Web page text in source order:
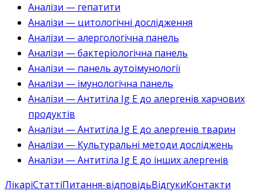
Аналізи — гепатити
Аналізи — цитологічні дослідження
Аналізи — алергологічна панель
Аналізи — бактеріологічна панель
Аналізи — панель аутоімунології
Аналізи — імунологічна панель
Аналізи — Антитіла Ig E до алергенів харчових
продуктів
Аналізи — Антитіла Ig E до алергенів тварин
Аналізи — Культуральні методи досліджень
Аналізи — Антитіла Ig E до інших алергенів
ЛікаріСтаттіПитання-відповідьВідгукиКонтакти